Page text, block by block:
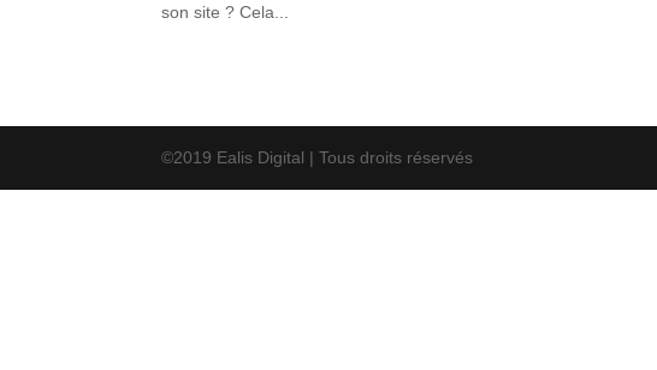
son site ? Cela...
©2019 Ealis Digital | Tous droits réservés